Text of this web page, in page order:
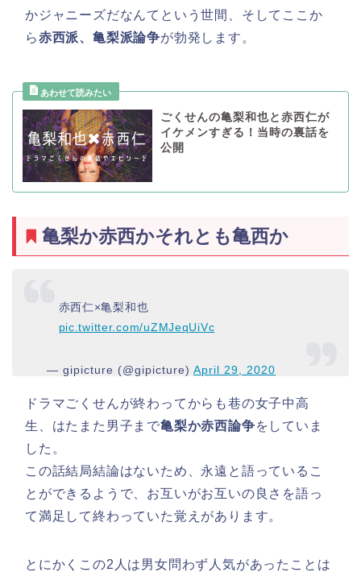
かジャニーズだなんてという世間、そしてここか
ら赤西派、亀梨派論争が勃発します。
ごくせんの亀梨和也と赤西仁が
イケメンすぎる！当時の裏話を
公開
亀梨か赤西かそれとも亀西か
赤西仁×亀梨和也
pic.twitter.com/uZMJeqUiVc
— gipicture (@gipicture)April 29, 2020
ドラマごくせんが終わってからも巷の女子中高
生、はたまた男子まで亀梨か赤西論争をしていま
した。
この話結局結論はないため、永遠と語っているこ
とができるようで、お互いがお互いの良さを語っ
て満足して終わっていた覚えがあります。
とにかくこの2人は男女問わず人気があったことは